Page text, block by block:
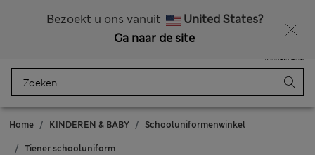
Bezoekt u ons vanuit
United States?
Ga naar de site
Winkelmand
Home KINDEREN & BABY Schooluniformenwinkel
Tiener schooluniform